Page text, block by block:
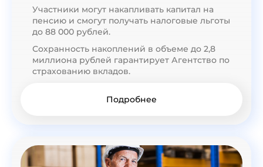
Участники могут накапливать капитал на
пенсию и смогут получать налоговые льготы
до 88 000 рублей.
Сохранность накоплений в объеме до 2,8
миллиона рублей гарантирует Агентство по
страхованию вкладов.
Подробнее